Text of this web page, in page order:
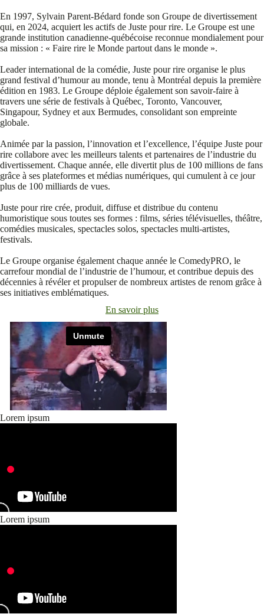
En 1997, Sylvain Parent-Bédard fonde son Groupe de divertissement
qui, en 2024, acquiert les actifs de Juste pour rire. Le Groupe est une
grande institution canadienne‑québécoise reconnue mondialement pour
sa mission : « Faire rire le Monde partout dans le monde ».
Leader international de la comédie, Juste pour rire organise le plus
grand festival d’humour au monde, tenu à Montréal depuis la première
édition en 1983. Le Groupe déploie également son savoir‑faire à
travers une série de festivals à Québec, Toronto, Vancouver,
Singapour, Sydney et aux Bermudes, consolidant son empreinte
globale.
Animée par la passion, l’innovation et l’excellence, l’équipe Juste pour
rire collabore avec les meilleurs talents et partenaires de l’industrie du
divertissement. Chaque année, elle divertit plus de 100 millions de fans
grâce à ses plateformes et médias numériques, qui cumulent à ce jour
plus de 100 milliards de vues.
Juste pour rire crée, produit, diffuse et distribue du contenu
humoristique sous toutes ses formes : films, séries télévisuelles, théâtre,
comédies musicales, spectacles solos, spectacles multi‑artistes,
festivals.
Le Groupe organise également chaque année le ComedyPRO, le
carrefour mondial de l’industrie de l’humour, et contribue depuis des
décennies à révéler et propulser de nombreux artistes de renom grâce à
ses initiatives emblématiques.
En savoir plus
Lorem ipsum
Lorem ipsum